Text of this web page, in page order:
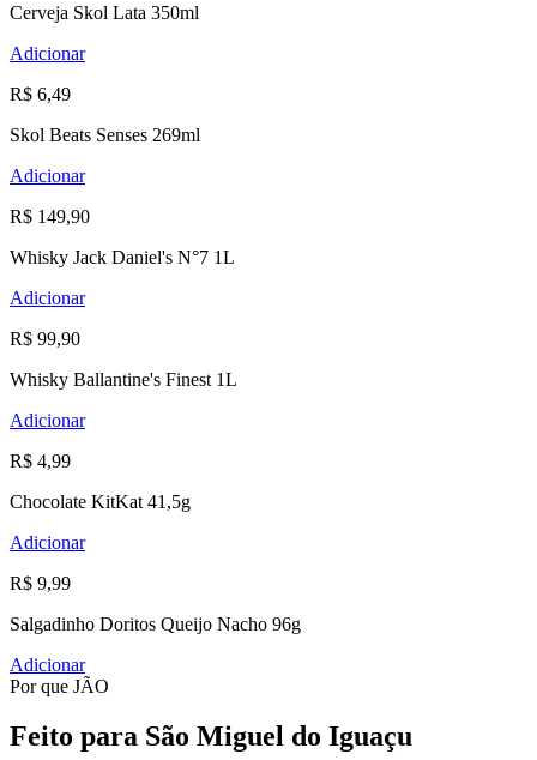
Cerveja Skol Lata 350ml
Adicionar
R$ 6,49
Skol Beats Senses 269ml
Adicionar
R$ 149,90
Whisky Jack Daniel's N°7 1L
Adicionar
R$ 99,90
Whisky Ballantine's Finest 1L
Adicionar
R$ 4,99
Chocolate KitKat 41,5g
Adicionar
R$ 9,99
Salgadinho Doritos Queijo Nacho 96g
Adicionar
Por que JÃO
Feito para São Miguel do Iguaçu